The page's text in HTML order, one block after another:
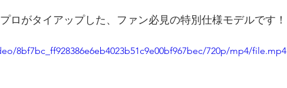
ロがタイアップした、ファン必見の特別仕様モデルです！
8bf7bc_ff928386e6eb4023b51c9e00bf967bec/720p/mp4/file.mp4